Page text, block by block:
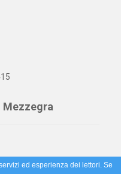
Mezzegra
ed esperienza dei lettori. Se